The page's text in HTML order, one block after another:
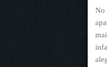
No